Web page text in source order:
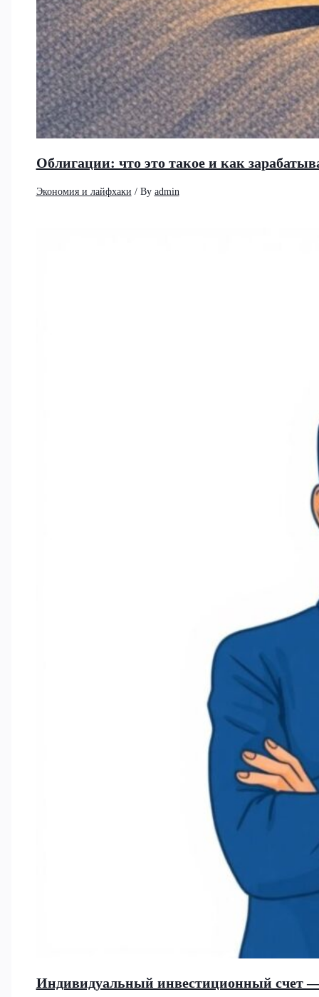
Облигации: что это такое и как
Экономия и лайфхаки / By admin
Индивидуальный инвестиционный счет